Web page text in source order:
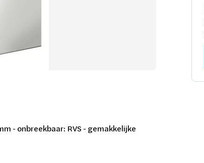
- onbreekbaar: RVS - gemakkelijke